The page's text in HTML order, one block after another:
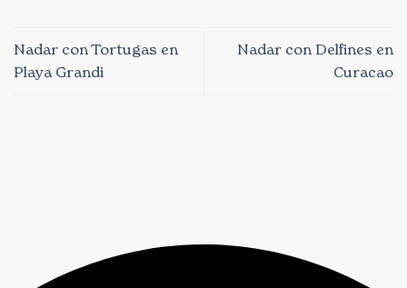
Nadar con Tortugas en
Playa Grandi
Nadar con Delfines en
Curacao